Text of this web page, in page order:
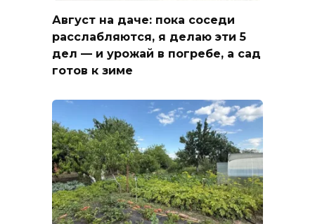
Август на даче: пока соседи
расслабляются, я делаю эти 5
дел — и урожай в погребе, а сад
готов к зиме